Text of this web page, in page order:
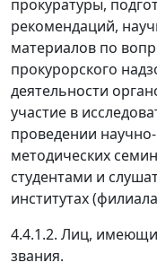
прокуратуры,
рекомендаций,
материалов по
прокурорского
деятельности
участие в
проведении
методических
студентами и
институтах
4.4.1.2. Лиц,
звания.